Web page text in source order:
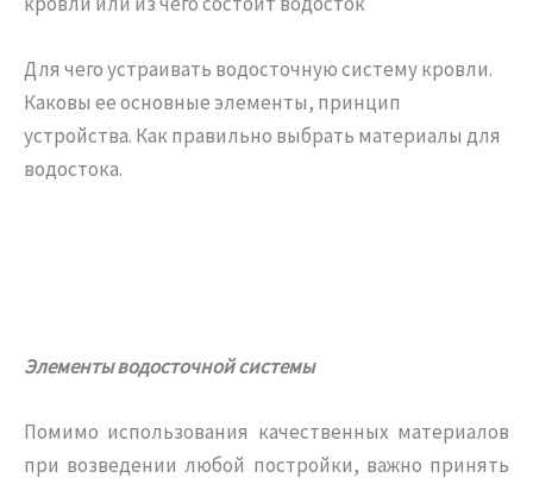
Для чего устраивать водосточную систему кровли.
Каковы ее основные элементы, принцип
устройства. Как правильно выбрать материалы для
водостока.
Элементы водосточной системы
Помимо использования качественных материалов
при возведении любой постройки, важно принять